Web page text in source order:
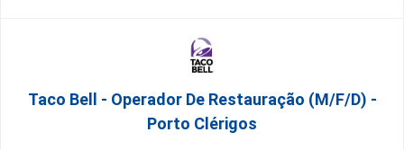
Taco Bell - Operador De Restauração (m/f/d) -
Porto Clérigos